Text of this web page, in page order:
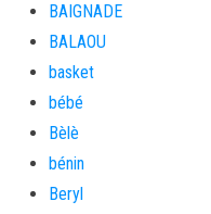
BAIGNADE
BALAOU
basket
bébé
Bèlè
bénin
Beryl